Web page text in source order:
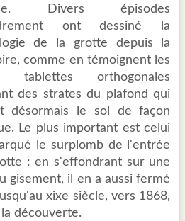
Divers épisodes
ont dessiné la
de la grotte depuis la
comme en témoignent les
tablettes orthogonales
des strates du plafond qui
désormais le sol de façon
Le plus important est celui
le surplomb de l'entrée
: en s'effondrant sur une
gisement, il en a aussi fermé
xixe siècle, vers 1868,
découverte.